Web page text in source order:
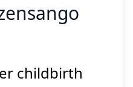
Show answer
さん
ぜん childbirth